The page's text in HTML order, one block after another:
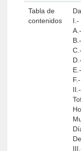
Tabla de
contenidos
I.-